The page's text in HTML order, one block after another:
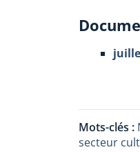
Mots-clés :
secteur